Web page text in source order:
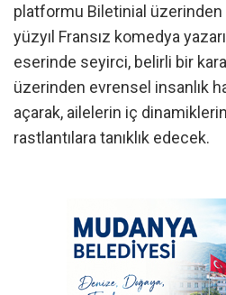
platformu Biletinial üzerinden
yüzyıl Fransız komedya
eserinde seyirci, belirli bir
üzerinden evrensel insanlık
açarak, ailelerin iç
rastlantılara tanıklık edecek.